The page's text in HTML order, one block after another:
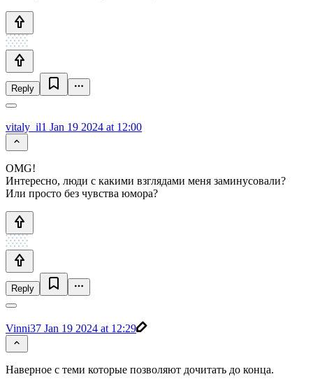
Reply
vitaly_il1 Jan 19 2024 at 12:00
OMG!
Интересно, люди с какими взглядами меня заминусовали?
Или просто без чувства юмора?
Reply
Vinni37 Jan 19 2024 at 12:29
Наверное с теми которые позволяют дочитать до конца.